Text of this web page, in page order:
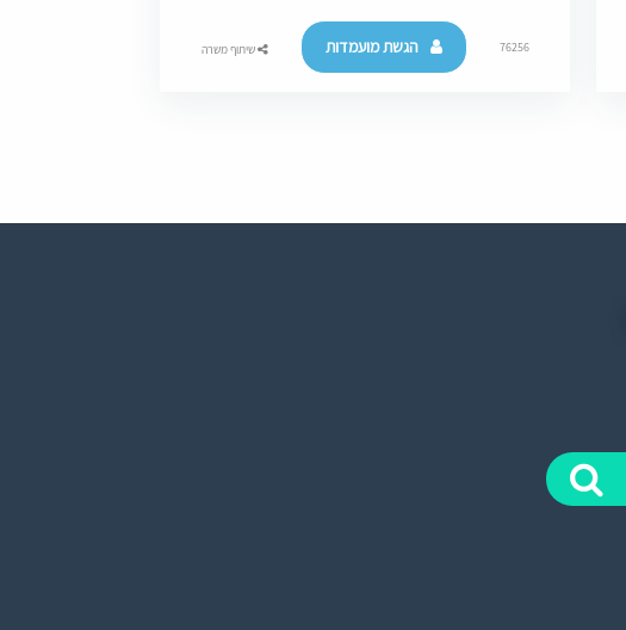
76256 הגשת מועמדות שיתוף משרה